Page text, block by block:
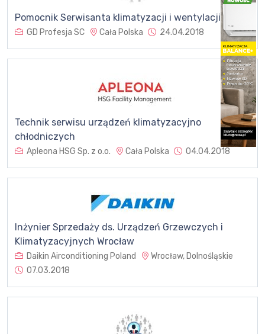
Pomocnik Serwisanta klimatyzacji i wentylacji
GD Profesja SC Cała Polska 24.04.2018
Technik serwisu urządzeń klimatyzacyjno
chłodniczych
Apleona HSG Sp. z o.o. Cała Polska 04.04.2018
Inżynier Sprzedaży ds. Urządzeń Grzewczych i
Klimatyzacyjnych Wrocław
Daikin Airconditioning Poland
Wrocław, Dolnośląskie
07.03.2018